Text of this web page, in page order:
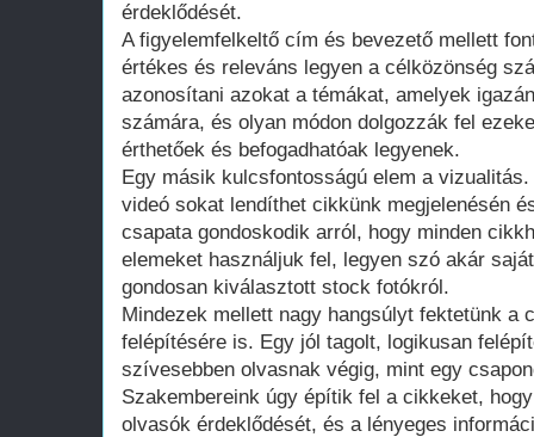
érdeklődését.
A figyelemfelkeltő cím és bevezető mellett
értékes és releváns legyen a célközönség
azonosítani azokat a témákat, amelyek
számára, és olyan módon dolgozzák fel
érthetőek és befogadhatóak legyenek.
Egy másik kulcsfontosságú elem a
videó sokat lendíthet cikkünk megjelenésén
csapata gondoskodik arról, hogy minden
elemeket használjuk fel, legyen szó akár
gondosan kiválasztott stock fotókról.
Mindezek mellett nagy hangsúlyt fektetünk a
felépítésére is. Egy jól tagolt, logikusan
szívesebben olvasnak végig, mint egy
Szakembereink úgy építik fel a cikkeket,
olvasók érdeklődését, és a lényeges